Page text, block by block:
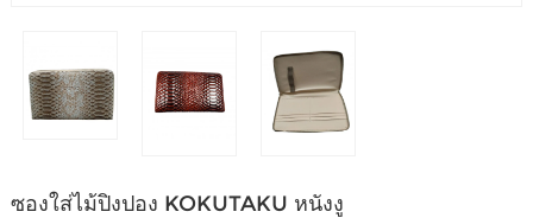
ซองใส่ไม้ปิงปอง KOKUTAKU หนังงู